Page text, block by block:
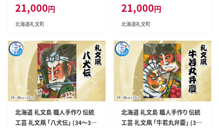
げ凧 飾り凧 インテリア 縁起物
お正月 武者絵 】
21,000円
北海道礼文町
げ凧 飾り凧 インテリア 縁起物
お正月 武者絵 】
21,000円
北海道礼文町
北海道 礼文島 職人手作り 伝統
工芸 礼文凧 「八犬伝」 (34～36c
北海道 礼文島 職人手作り 伝統
工芸 礼文凧 「牛若丸弁慶」 (34